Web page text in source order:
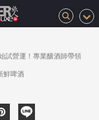
試營運！專業釀酒師帶領
鮮啤酒